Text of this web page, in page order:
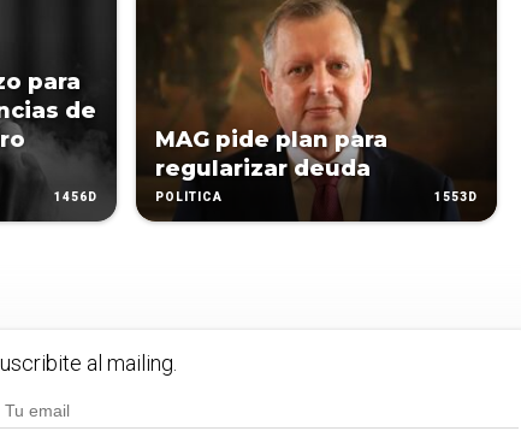
para
de
1456D
MAG pide plan para
regularizar deuda
POLÍTICA 1553D
al mailing.